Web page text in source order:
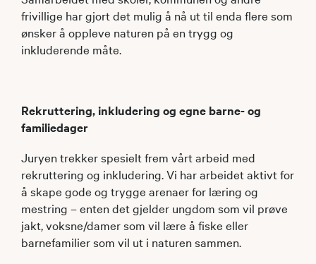
frivillige har gjort det mulig å nå ut til enda flere som
ønsker å oppleve naturen på en trygg og
inkluderende måte.
Rekruttering, inkludering og egne barne- og
familiedager
Juryen trekker spesielt frem vårt arbeid med
rekruttering og inkludering. Vi har arbeidet aktivt for
å skape gode og trygge arenaer for læring og
mestring – enten det gjelder ungdom som vil prøve
jakt, voksne/damer som vil lære å fiske eller
barnefamilier som vil ut i naturen sammen.